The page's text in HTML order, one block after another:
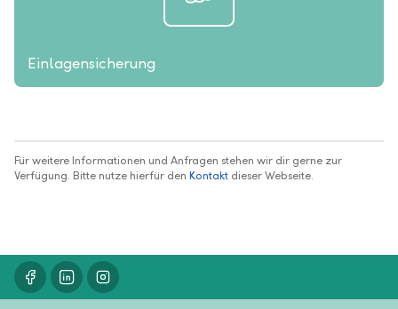
Einlagensicherung
Für weitere Informationen und Anfragen stehen wir dir gerne zur
Verfügung. Bitte nutze hierfür den Kontakt dieser Webseite.